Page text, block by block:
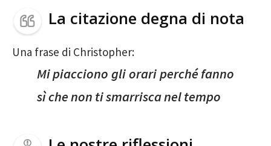
La citazione degna di nota
Una frase di Christopher:
Mi piacciono gli orari perché fanno
sì che non ti smarrisca nel tempo